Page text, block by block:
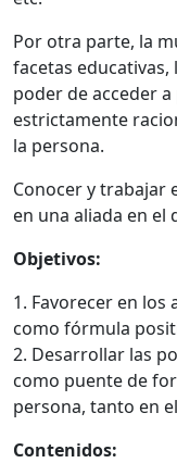
Por otra parte, la
facetas
poder de acceder
estrictamente
la persona.
Conocer y trabajar
en una aliada en
Objetivos:
1. Favorecer en
como fórmula
2. Desarrollar las
como puente de
persona, tanto en
Contenidos: